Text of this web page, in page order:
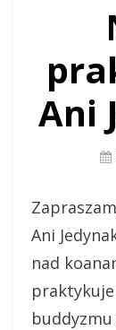
Ani
Ani
nad
buddyzmu